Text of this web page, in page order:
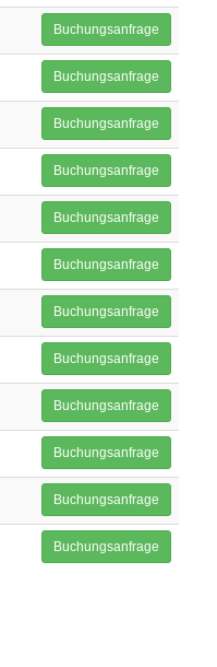
Buchungsanfrage
Buchungsanfrage
Buchungsanfrage
Buchungsanfrage
Buchungsanfrage
Buchungsanfrage
Buchungsanfrage
Buchungsanfrage
Buchungsanfrage
Buchungsanfrage
Buchungsanfrage
Buchungsanfrage